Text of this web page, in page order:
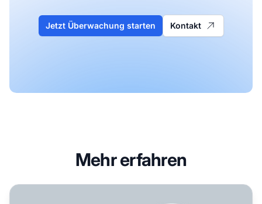
Jetzt Überwachung starten Kontakt
Mehr erfahren
Was sind nutzergenerierte Inhalte für KI? Definition und